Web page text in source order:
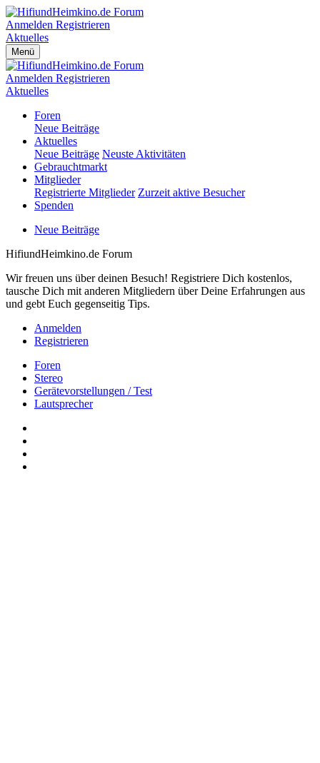
Anmelden Registrieren
Aktuelles
Menü
Anmelden Registrieren
Aktuelles
Foren
Neue Beiträge
Aktuelles
Neue Beiträge Neuste Aktivitäten
Gebrauchtmarkt
Mitglieder
Registrierte Mitglieder Zurzeit aktive Besucher
Spenden
Neue Beiträge
HifiundHeimkino.de Forum
Wir freuen uns über deinen Besuch! Registriere Dich kostenlos,
tausche Dich mit anderen Mitgliedern über Deine Erfahrungen aus
und gebt Euch gegenseitig Tips.
Anmelden
Registrieren
Foren
Stereo
Gerätevorstellungen / Test
Lautsprecher